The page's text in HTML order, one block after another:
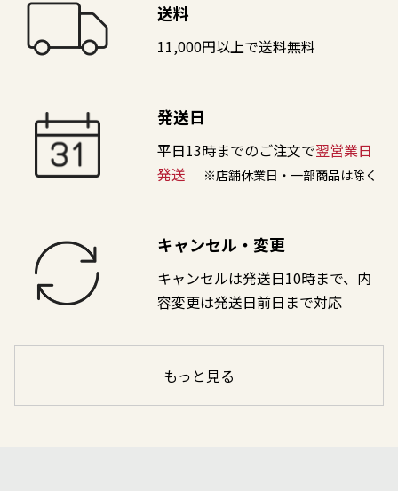
送料
11,000円以上で送料無料
発送日
平日13時までのご注文で翌営業日
発送
※店舗休業日・一部商品は除く
キャンセル・変更
キャンセルは発送日10時まで、内
容変更は発送日前日まで対応
もっと見る